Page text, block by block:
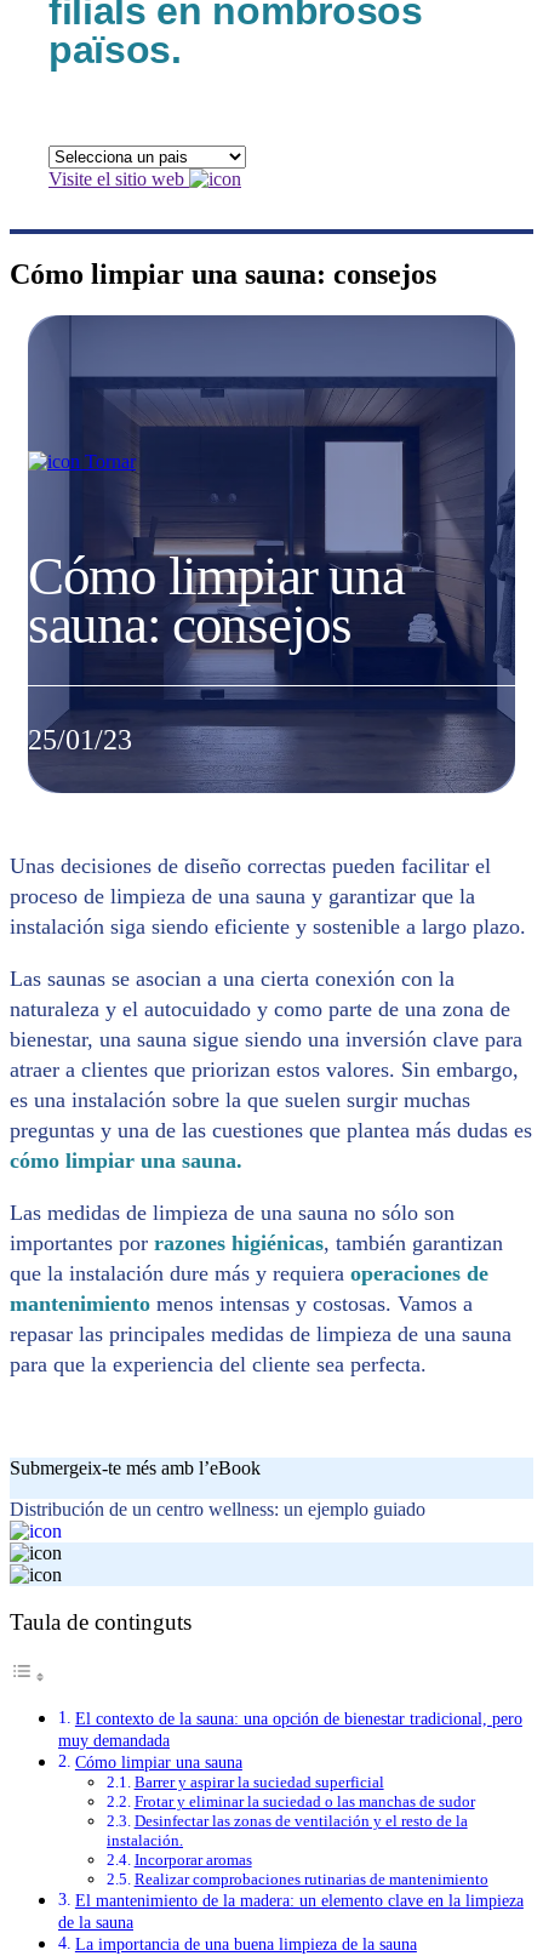
filials en nombrosos
països.
Visite el sitio web
Cómo limpiar una sauna: consejos
Tornar
Cómo limpiar una
sauna: consejos
25/01/23
Unas decisiones de diseño correctas pueden facilitar el
proceso de limpieza de una sauna y garantizar que la
instalación siga siendo eficiente y sostenible a largo plazo.
Las saunas se asocian a una cierta conexión con la
naturaleza y el autocuidado y como parte de una zona de
bienestar, una sauna sigue siendo una inversión clave para
atraer a clientes que priorizan estos valores. Sin embargo,
es una instalación sobre la que suelen surgir muchas
preguntas y una de las cuestiones que plantea más dudas es
cómo limpiar una sauna.
Las medidas de limpieza de una sauna no sólo son
importantes por razones higiénicas, también garantizan
que la instalación dure más y requiera operaciones de
mantenimiento menos intensas y costosas. Vamos a
repasar las principales medidas de limpieza de una sauna
para que la experiencia del cliente sea perfecta.
Submergeix-te més amb l’eBook
Distribución de un centro wellness: un ejemplo guiado
Taula de continguts
El contexto de la sauna: una opción de bienestar tradicional, pero
muy demandada
Cómo limpiar una sauna
Barrer y aspirar la suciedad superficial
Frotar y eliminar la suciedad o las manchas de sudor
Desinfectar las zonas de ventilación y el resto de la
instalación.
Incorporar aromas
Realizar comprobaciones rutinarias de mantenimiento
El mantenimiento de la madera: un elemento clave en la limpieza
de la sauna
La importancia de una buena limpieza de la sauna